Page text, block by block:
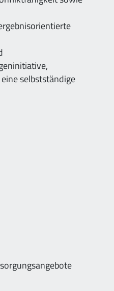
selbstständige